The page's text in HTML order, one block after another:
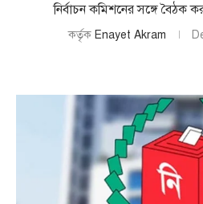
নির্বাচন কমিশনের সঙ্গে বৈঠক
কর্তৃক Enayet Akram